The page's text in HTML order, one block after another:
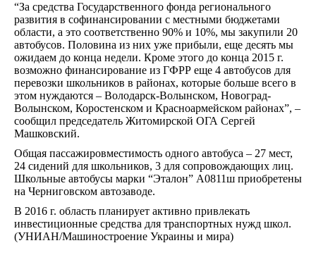
“За средства Государственного фонда регионального
развития в софинансировании с местными бюджетами
области, а это соответственно 90% и 10%, мы закупили 20
автобусов. Половина из них уже прибыли, еще десять мы
ожидаем до конца недели. Кроме этого до конца 2015 г.
возможно финансирование из ГФРР еще 4 автобусов для
перевозки школьников в районах, которые больше всего в
этом нуждаются – Володарск-Волынском, Новоград-
Волынском, Коростенском и Красноармейском районах”, –
сообщил председатель Житомирской ОГА Сергей
Машковский.
Общая пассажировместимость одного автобуса – 27 мест,
24 сидений для школьников, 3 для сопровождающих лиц.
Школьные автобусы марки “Эталон” А0811ш приобретены
на Черниговском автозаводе.
В 2016 г. область планирует активно привлекать
инвестиционные средства для транспортных нужд школ.
(УНИАН/Машиностроение Украины и мира)